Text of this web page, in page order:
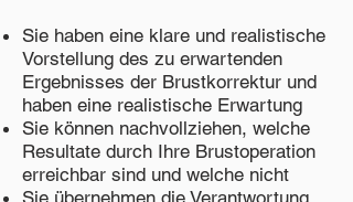
Sie haben eine klare und realistische
Vorstellung des zu erwartenden
Ergebnisses der Brustkorrektur und
haben eine realistische Erwartung
Sie können nachvollziehen, welche
Resultate durch Ihre Brustoperation
erreichbar sind und welche nicht
Sie übernehmen die Verantwortung